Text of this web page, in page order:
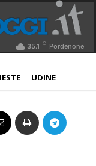
35.1 C Pordenone
UDINE
frontiere